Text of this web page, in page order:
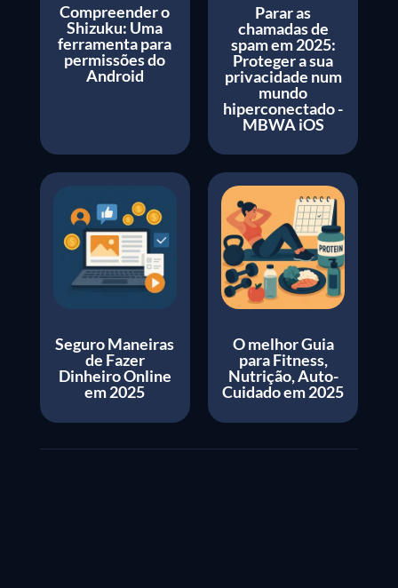
Compreender o
Shizuku: Uma
ferramenta para
permissões do
Android
Parar as
chamadas de
spam em 2025:
Proteger a sua
privacidade num
mundo
hiperconectado -
MBWA iOS
Seguro Maneiras
de Fazer
Dinheiro Online
em 2025
O melhor Guia
para Fitness,
Nutrição, Auto-
Cuidado em 2025